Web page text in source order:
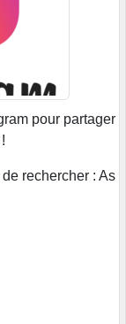
pour partager
rechercher : As